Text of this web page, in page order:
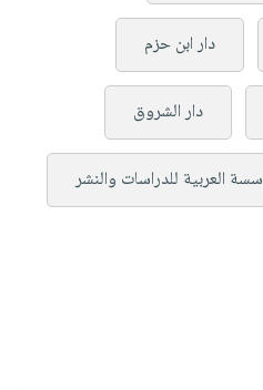
دار ابن حزم
دار الشروق
العربية للدراسات والنشر